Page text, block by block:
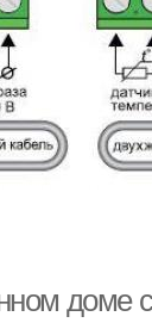
доме